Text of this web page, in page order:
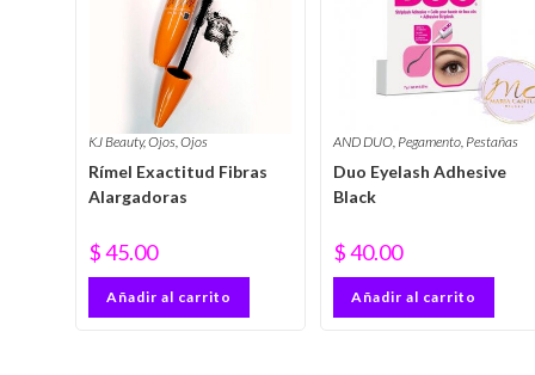
KJ Beauty,Ojos,Ojos
Rímel Exactitud Fibras
Alargadoras
$45.00
Añadir al carrito
AND DUO, Pegamento, Pestañas
Duo Eyelash Adhesive
Black
$40.00
Añadir al carrito